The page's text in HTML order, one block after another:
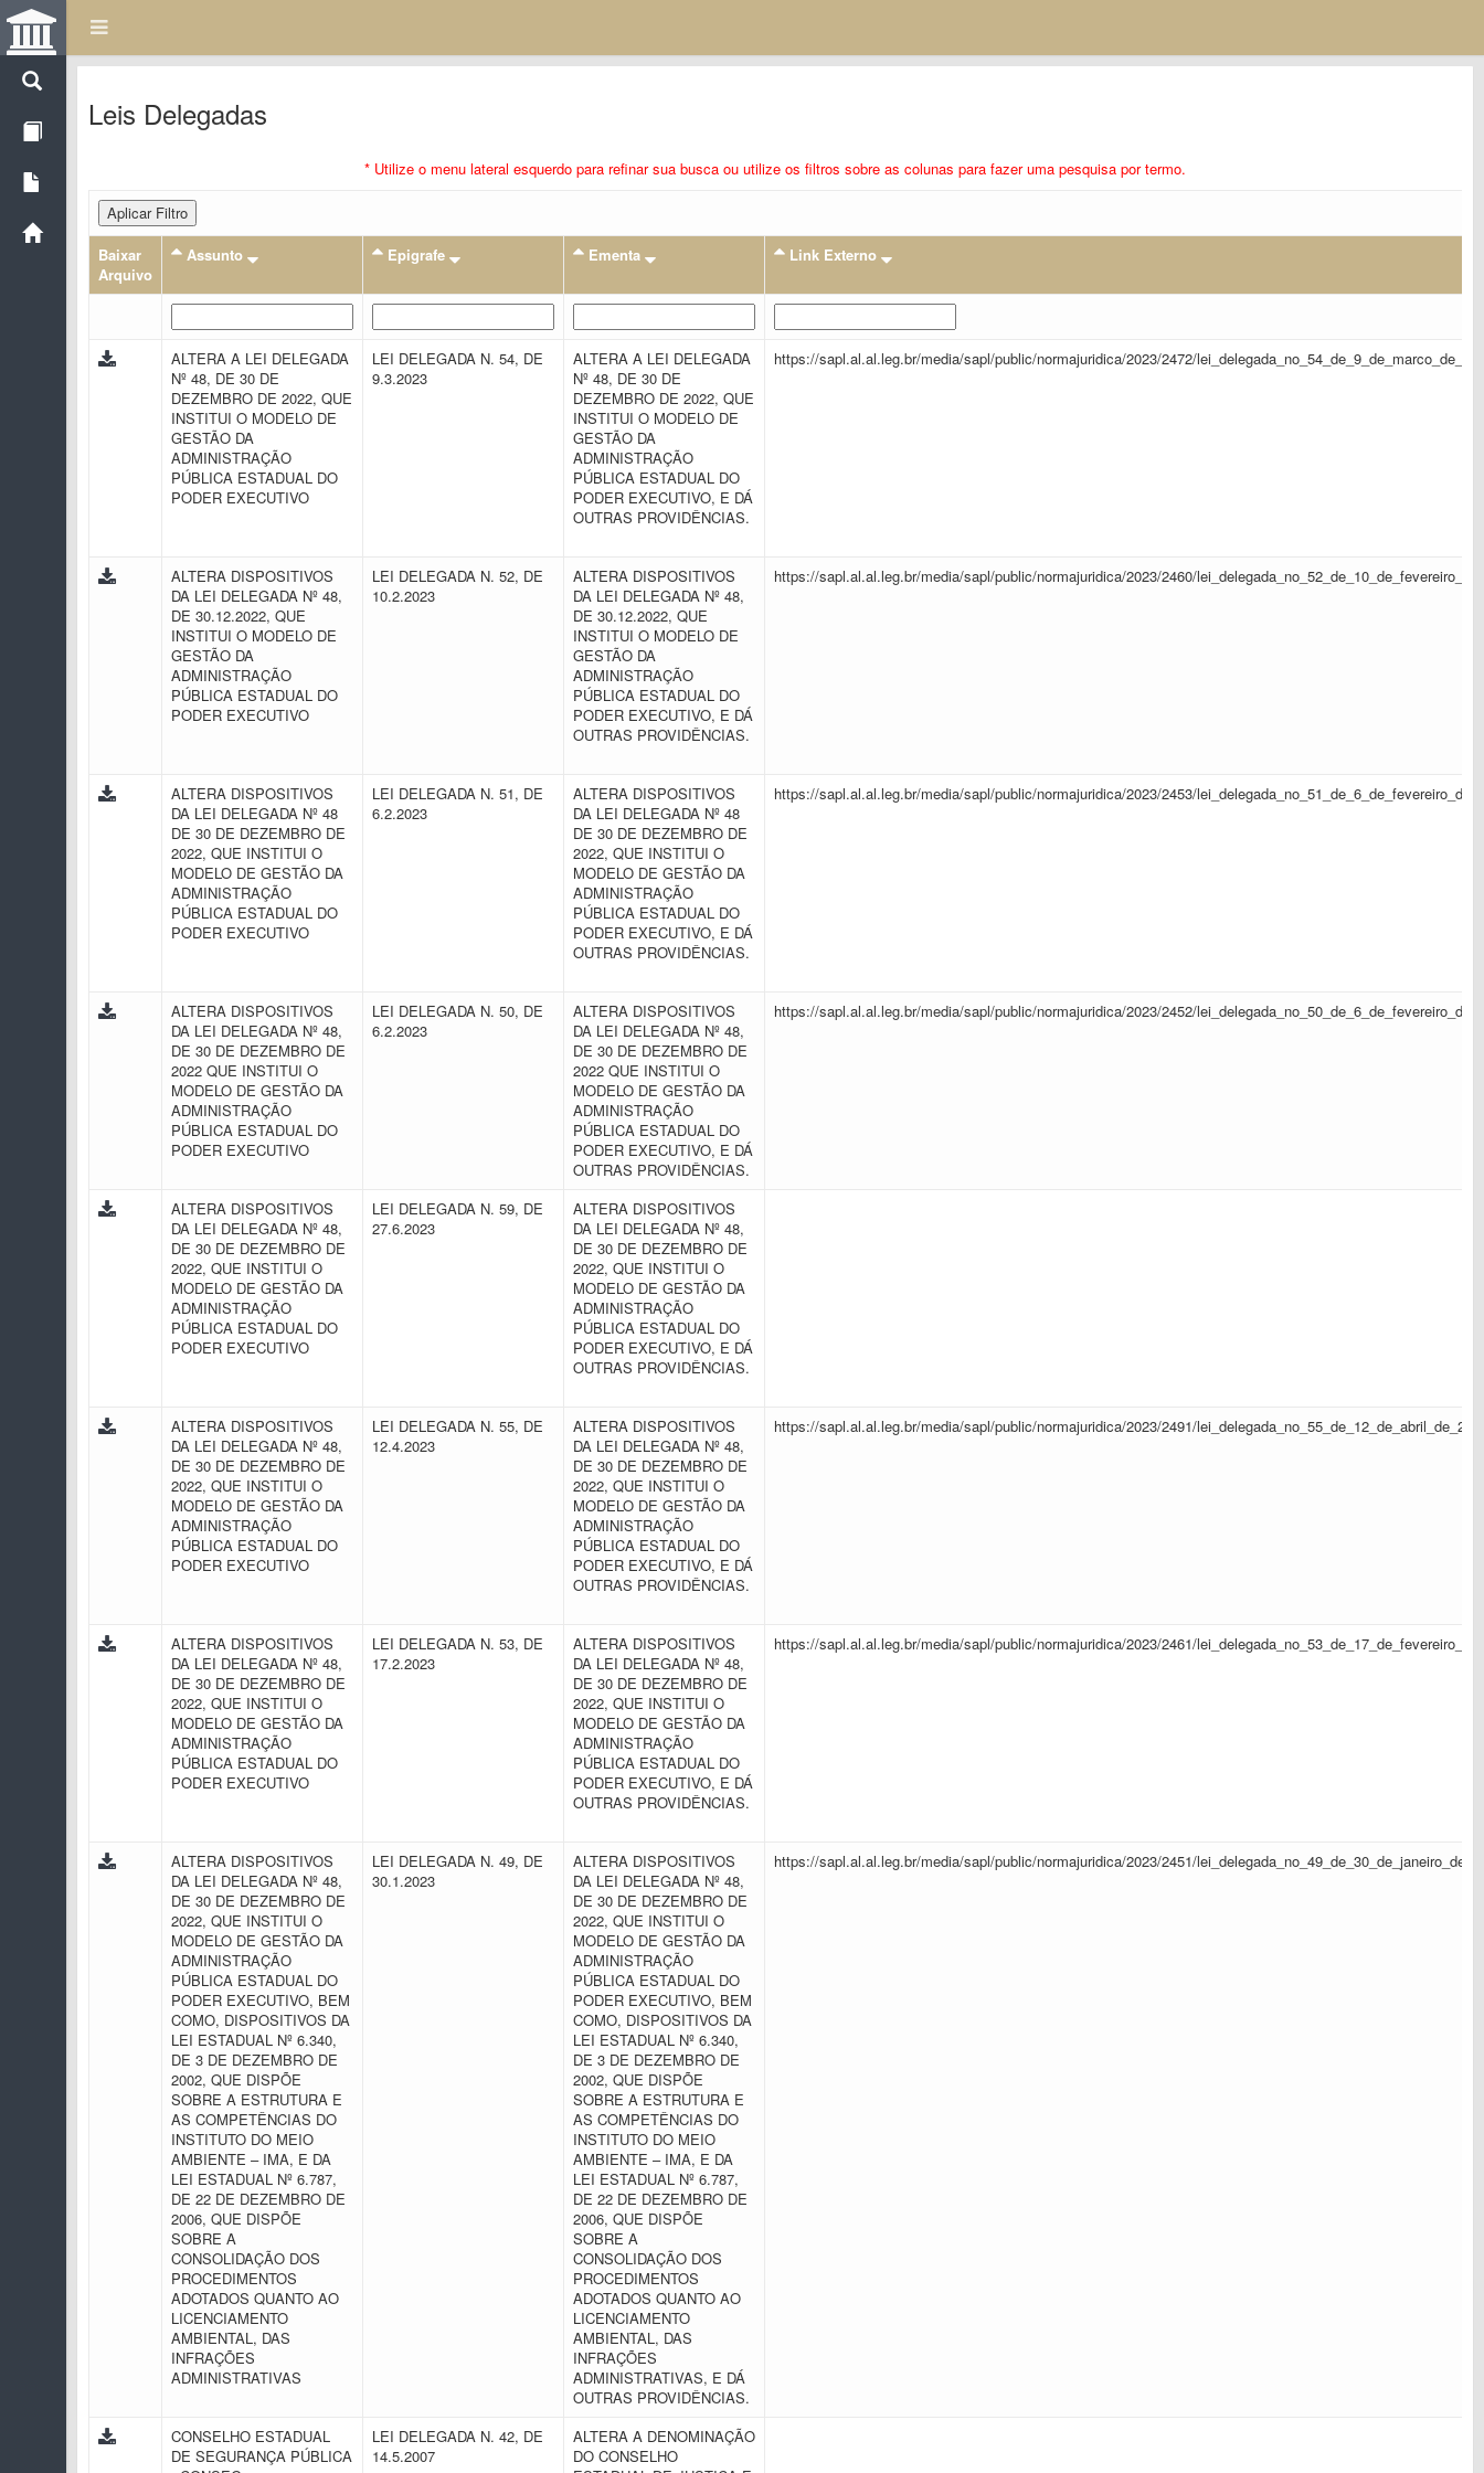
Leis Delegadas
* Utilize o menu lateral esquerdo para refinar sua busca ou utilize os filtros sobre as colunas para fazer uma pesquisa por termo.
Aplicar Filtro
Baixar
Arquivo
Assunto Epigrafe Ementa Link Externo
ALTERA A LEI DELEGADA
Nº 48, DE 30 DE
DEZEMBRO DE 2022, QUE
INSTITUI O MODELO DE
GESTÃO DA
ADMINISTRAÇÃO
PÚBLICA ESTADUAL DO
PODER EXECUTIVO
LEI DELEGADA N. 54, DE
9.3.2023
ALTERA A LEI DELEGADA
Nº 48, DE 30 DE
DEZEMBRO DE 2022, QUE
INSTITUI O MODELO DE
GESTÃO DA
ADMINISTRAÇÃO
PÚBLICA ESTADUAL DO
PODER EXECUTIVO, E DÁ
OUTRAS PROVIDÊNCIAS.
https://sapl.al.al.leg.br/media/sapl/public/normajuridica/2023/2472/
ALTERA DISPOSITIVOS
DA LEI DELEGADA Nº 48,
DE 30.12.2022, QUE
INSTITUI O MODELO DE
GESTÃO DA
ADMINISTRAÇÃO
PÚBLICA ESTADUAL DO
PODER EXECUTIVO
LEI DELEGADA N. 52, DE
10.2.2023
ALTERA DISPOSITIVOS
DA LEI DELEGADA Nº 48,
DE 30.12.2022, QUE
INSTITUI O MODELO DE
GESTÃO DA
ADMINISTRAÇÃO
PÚBLICA ESTADUAL DO
PODER EXECUTIVO, E DÁ
OUTRAS PROVIDÊNCIAS.
https://sapl.al.al.leg.br/media/sapl/public/normajuridica/2023/2460/
ALTERA DISPOSITIVOS
DA LEI DELEGADA Nº 48
DE 30 DE DEZEMBRO DE
2022, QUE INSTITUI O
MODELO DE GESTÃO DA
ADMINISTRAÇÃO
PÚBLICA ESTADUAL DO
PODER EXECUTIVO
LEI DELEGADA N. 51, DE
6.2.2023
ALTERA DISPOSITIVOS
DA LEI DELEGADA Nº 48
DE 30 DE DEZEMBRO DE
2022, QUE INSTITUI O
MODELO DE GESTÃO DA
ADMINISTRAÇÃO
PÚBLICA ESTADUAL DO
PODER EXECUTIVO, E DÁ
OUTRAS PROVIDÊNCIAS.
https://sapl.al.al.leg.br/media/sapl/public/normajuridica/2023/2453/
ALTERA DISPOSITIVOS
DA LEI DELEGADA Nº 48,
DE 30 DE DEZEMBRO DE
2022 QUE INSTITUI O
MODELO DE GESTÃO DA
ADMINISTRAÇÃO
PÚBLICA ESTADUAL DO
PODER EXECUTIVO
LEI DELEGADA N. 50, DE
6.2.2023
ALTERA DISPOSITIVOS
DA LEI DELEGADA Nº 48,
DE 30 DE DEZEMBRO DE
2022 QUE INSTITUI O
MODELO DE GESTÃO DA
ADMINISTRAÇÃO
PÚBLICA ESTADUAL DO
PODER EXECUTIVO, E DÁ
OUTRAS PROVIDÊNCIAS.
https://sapl.al.al.leg.br/media/sapl/public/normajuridica/2023/2452/
ALTERA DISPOSITIVOS
DA LEI DELEGADA Nº 48,
DE 30 DE DEZEMBRO DE
2022, QUE INSTITUI O
MODELO DE GESTÃO DA
ADMINISTRAÇÃO
PÚBLICA ESTADUAL DO
PODER EXECUTIVO
LEI DELEGADA N. 59, DE
27.6.2023
ALTERA DISPOSITIVOS
DA LEI DELEGADA Nº 48,
DE 30 DE DEZEMBRO DE
2022, QUE INSTITUI O
MODELO DE GESTÃO DA
ADMINISTRAÇÃO
PÚBLICA ESTADUAL DO
PODER EXECUTIVO, E DÁ
OUTRAS PROVIDÊNCIAS.
ALTERA DISPOSITIVOS
DA LEI DELEGADA Nº 48,
DE 30 DE DEZEMBRO DE
2022, QUE INSTITUI O
MODELO DE GESTÃO DA
ADMINISTRAÇÃO
PÚBLICA ESTADUAL DO
PODER EXECUTIVO
LEI DELEGADA N. 55, DE
12.4.2023
ALTERA DISPOSITIVOS
DA LEI DELEGADA Nº 48,
DE 30 DE DEZEMBRO DE
2022, QUE INSTITUI O
MODELO DE GESTÃO DA
ADMINISTRAÇÃO
PÚBLICA ESTADUAL DO
PODER EXECUTIVO, E DÁ
OUTRAS PROVIDÊNCIAS.
https://sapl.al.al.leg.br/media/sapl/public/normajuridica/2023/2491/
ALTERA DISPOSITIVOS
DA LEI DELEGADA Nº 48,
DE 30 DE DEZEMBRO DE
2022, QUE INSTITUI O
MODELO DE GESTÃO DA
ADMINISTRAÇÃO
PÚBLICA ESTADUAL DO
PODER EXECUTIVO
LEI DELEGADA N. 53, DE
17.2.2023
ALTERA DISPOSITIVOS
DA LEI DELEGADA Nº 48,
DE 30 DE DEZEMBRO DE
2022, QUE INSTITUI O
MODELO DE GESTÃO DA
ADMINISTRAÇÃO
PÚBLICA ESTADUAL DO
PODER EXECUTIVO, E DÁ
OUTRAS PROVIDÊNCIAS.
https://sapl.al.al.leg.br/media/sapl/public/normajuridica/2023/2461/
ALTERA DISPOSITIVOS
DA LEI DELEGADA Nº 48,
DE 30 DE DEZEMBRO DE
2022, QUE INSTITUI O
MODELO DE GESTÃO DA
ADMINISTRAÇÃO
PÚBLICA ESTADUAL DO
PODER EXECUTIVO, BEM
COMO, DISPOSITIVOS DA
LEI ESTADUAL Nº 6.340,
DE 3 DE DEZEMBRO DE
2002, QUE DISPÕE
SOBRE A ESTRUTURA E
AS COMPETÊNCIAS DO
INSTITUTO DO MEIO
AMBIENTE – IMA, E DA
LEI ESTADUAL Nº 6.787,
DE 22 DE DEZEMBRO DE
2006, QUE DISPÕE
SOBRE A
CONSOLIDAÇÃO DOS
PROCEDIMENTOS
ADOTADOS QUANTO AO
LICENCIAMENTO
AMBIENTAL, DAS
INFRAÇÕES
ADMINISTRATIVAS
LEI DELEGADA N. 49, DE
30.1.2023
ALTERA DISPOSITIVOS
DA LEI DELEGADA Nº 48,
DE 30 DE DEZEMBRO DE
2022, QUE INSTITUI O
MODELO DE GESTÃO DA
ADMINISTRAÇÃO
PÚBLICA ESTADUAL DO
PODER EXECUTIVO, BEM
COMO, DISPOSITIVOS DA
LEI ESTADUAL Nº 6.340,
DE 3 DE DEZEMBRO DE
2002, QUE DISPÕE
SOBRE A ESTRUTURA E
AS COMPETÊNCIAS DO
INSTITUTO DO MEIO
AMBIENTE – IMA, E DA
LEI ESTADUAL Nº 6.787,
DE 22 DE DEZEMBRO DE
2006, QUE DISPÕE
SOBRE A
CONSOLIDAÇÃO DOS
PROCEDIMENTOS
ADOTADOS QUANTO AO
LICENCIAMENTO
AMBIENTAL, DAS
INFRAÇÕES
ADMINISTRATIVAS, E DÁ
OUTRAS PROVIDÊNCIAS.
https://sapl.al.al.leg.br/media/sapl/public/normajuridica/2023/2451/
CONSELHO ESTADUAL
DE SEGURANÇA PÚBLICA
LEI DELEGADA N. 42, DE
14.5.2007
ALTERA A DENOMINAÇÃO
DO CONSELHO